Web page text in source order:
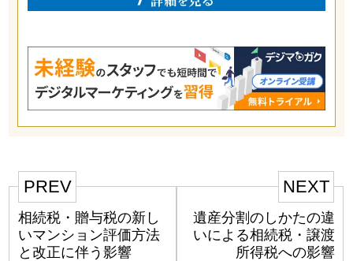
PREV
相続税・贈与税の新し
いマンション評価方法
と改正に伴う影響
NEXT
遺産分割のしかたの違
いによる相続税・譲渡
所得税への影響